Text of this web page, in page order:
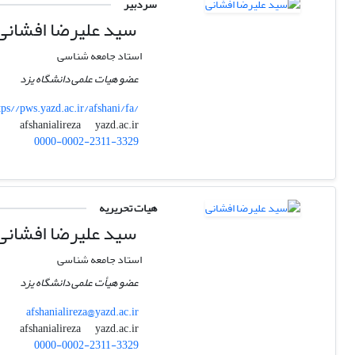
سردبیر
سید علیرضا
استاد جامعه شناسی
عضو هیات علمی دانشگاه یزد
pws.yazd.ac.ir/afshani/fa/
afshanialireza
yazd.ac.ir
0000-0002-2311-3329
هیات تحریریه
سید علیرضا
استاد جامعه شناسی
عضو هیأت علمی دانشگاه یزد
afshanialireza@yazd.ac.ir
afshanialireza
yazd.ac.ir
0000-0002-2311-3329